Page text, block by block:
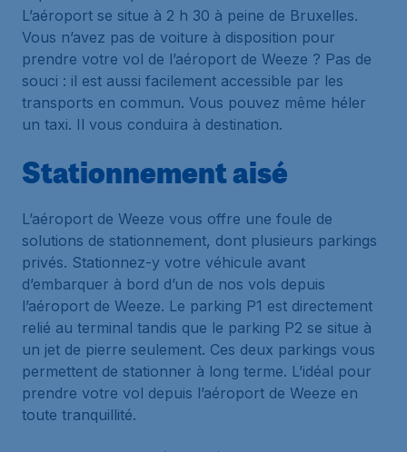
L’aéroport se situe à 2 h 30 à peine de Bruxelles.
Vous n’avez pas de voiture à disposition pour
prendre votre vol de l’aéroport de Weeze ? Pas de
souci : il est aussi facilement accessible par les
transports en commun. Vous pouvez même héler
un taxi. Il vous conduira à destination.
Stationnement aisé
L’aéroport de Weeze vous offre une foule de
solutions de stationnement, dont plusieurs parkings
privés. Stationnez-y votre véhicule avant
d’embarquer à bord d’un de nos vols depuis
l’aéroport de Weeze. Le parking P1 est directement
relié au terminal tandis que le parking P2 se situe à
un jet de pierre seulement. Ces deux parkings vous
permettent de stationner à long terme. L’idéal pour
prendre votre vol depuis l’aéroport de Weeze en
toute tranquillité.